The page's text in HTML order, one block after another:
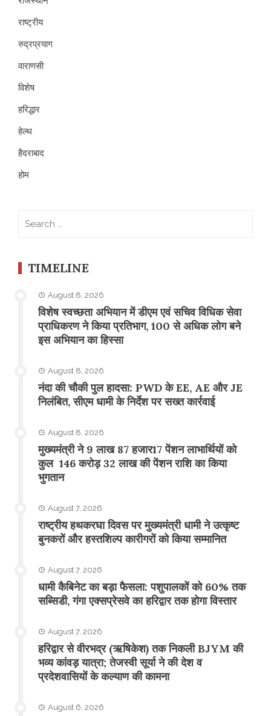
राष्ट्रीय
रुद्रप्रयाग
वाराणसी
विशेष
हरिद्धार
हेल्थ
हैदराबाद
होम
TIMELINE
August 8, 2026
विशेष स्वच्छता अभियान में डीएम एवं सचिव विधिक सेवा
प्राधिकरण ने किया प्रतिभाग, 100 से अधिक लोग बने
इस अभियान का हिस्सा
August 8, 2026
नंदा की चौकी पुल हादसा: PWD के EE, AE और JE
निलंबित, सीएम धामी के निर्देश पर सख्त कार्रवाई
August 8, 2026
मुख्यमंत्री ने 9 लाख 87 हजार17 पेंशन लाभार्थियों को
कुल 146 करोड़ 32 लाख की पेंशन राशि का किया
भुगतान
August 7, 2026
राष्ट्रीय हथकरघा दिवस पर मुख्यमंत्री धामी ने उत्कृष्ट
बुनकरों और हस्तशिल्प कारीगरों को किया सम्मानित
August 7, 2026
​धामी कैबिनेट का बड़ा फैसला: पशुपालकों को 60% तक
सब्सिडी, गंगा एक्सप्रेसवे का हरिद्वार तक होगा विस्तार
August 7, 2026
​हरिद्वार से वीरभद्र (ऋषिकेश) तक निकली BJYM की
भव्य कांवड़ यात्रा; तेजस्वी सूर्या ने की देश व
प्रदेशवासियों के कल्याण की कामना
August 6, 2026